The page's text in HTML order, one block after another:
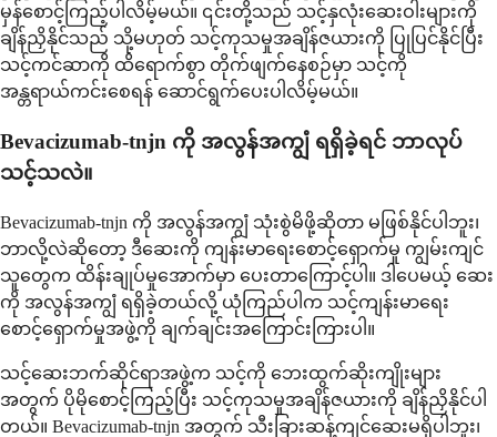
မှန်စောင့်ကြည့်ပါလိမ့်မယ်။ ၎င်းတို့သည် သင့်နှလုံးဆေးဝါးများကို
ချိန်ညှိနိုင်သည် သို့မဟုတ် သင့်ကုသမှုအချိန်ဇယားကို ပြုပြင်နိုင်ပြီး
သင့်ကင်ဆာကို ထိရောက်စွာ တိုက်ဖျက်နေစဉ်မှာ သင့်ကို
အန္တရာယ်ကင်းစေရန် ဆောင်ရွက်ပေးပါလိမ့်မယ်။
Bevacizumab-tnjn ကို အလွန်အကျွံ ရရှိခဲ့ရင် ဘာလုပ်
သင့်သလဲ။
Bevacizumab-tnjn ကို အလွန်အကျွံ သုံးစွဲမိဖို့ဆိုတာ မဖြစ်နိုင်ပါဘူး၊
ဘာလို့လဲဆိုတော့ ဒီဆေးကို ကျန်းမာရေးစောင့်ရှောက်မှု ကျွမ်းကျင်
သူတွေက ထိန်းချုပ်မှုအောက်မှာ ပေးတာကြောင့်ပါ။ ဒါပေမယ့် ဆေး
ကို အလွန်အကျွံ ရရှိခဲ့တယ်လို့ ယုံကြည်ပါက သင့်ကျန်းမာရေး
စောင့်ရှောက်မှုအဖွဲ့ကို ချက်ချင်းအကြောင်းကြားပါ။
သင့်ဆေးဘက်ဆိုင်ရာအဖွဲ့က သင့်ကို ဘေးထွက်ဆိုးကျိုးများ
အတွက် ပိုမိုစောင့်ကြည့်ပြီး သင့်ကုသမှုအချိန်ဇယားကို ချိန်ညှိနိုင်ပါ
တယ်။ Bevacizumab-tnjn အတွက် သီးခြားဆန့်ကျင်ဆေးမရှိပါဘူး၊